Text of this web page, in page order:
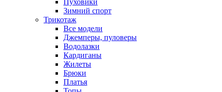
Пуховики
Зимний спорт
Трикотаж
Все модели
Джемперы, пуловеры
Водолазки
Кардиганы
Жилеты
Брюки
Платья